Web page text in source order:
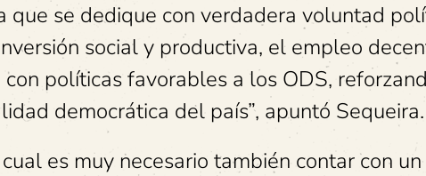
que se dedique con verdadera voluntad
social y productiva, el empleo
con políticas favorables a los ODS,
democrática del país”, apuntó Sequeira.
es muy necesario también contar con